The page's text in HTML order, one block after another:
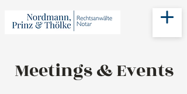
Meetings & Events